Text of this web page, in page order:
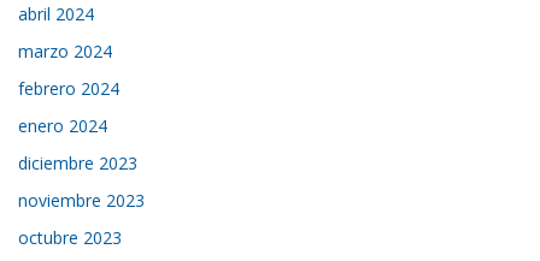
abril 2024
marzo 2024
febrero 2024
enero 2024
diciembre 2023
noviembre 2023
octubre 2023